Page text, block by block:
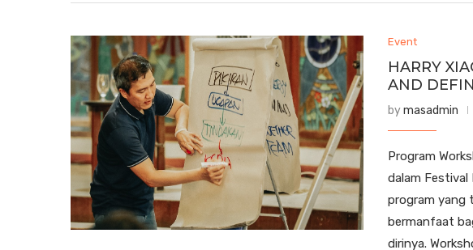
Event
HARRY
AND
bymasadmin
Program
dalam Festival
program yang
bermanfaat
dirinya.